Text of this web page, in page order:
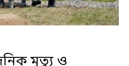
মৃত্যু ও